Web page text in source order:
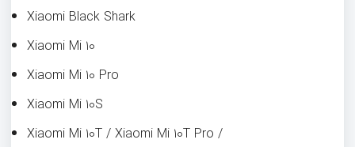
Xiaomi Black Shark
Xiaomi Mi ۱۰
Xiaomi Mi ۱۰ Pro
Xiaomi Mi ۱۰S
Xiaomi Mi ۱۰T / Xiaomi Mi ۱۰T Pro /